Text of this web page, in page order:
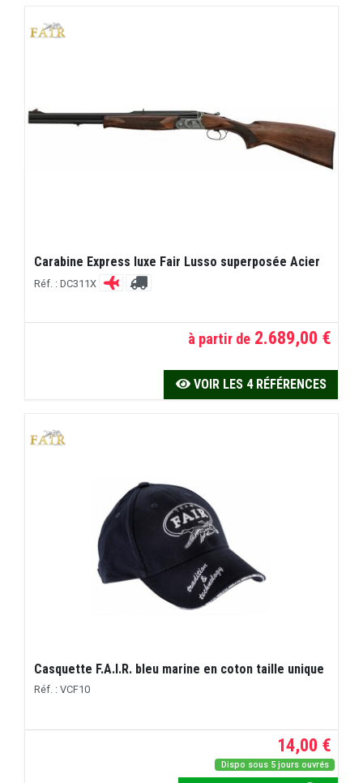
Carabine Express luxe Fair Lusso superposée Acier
Réf. : DC311X
à partir de 2.689,00 €
VOIR LES 4 RÉFÉRENCES
Casquette F.A.I.R. bleu marine en coton taille unique
Réf. : VCF10
14,00 €
Dispo sous 5 jours ouvrés